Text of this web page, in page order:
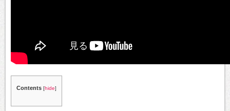
Contents [hide]